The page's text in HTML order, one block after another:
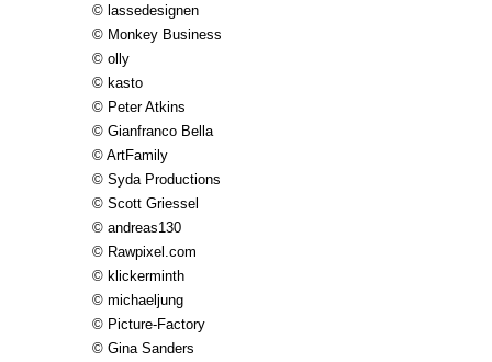
© lassedesignen
© Monkey Business
© olly
© kasto
© Peter Atkins
© Gianfranco Bella
© ArtFamily
© Syda Productions
© Scott Griessel
© andreas130
© Rawpixel.com
© klickerminth
© michaeljung
© Picture-Factory
© Gina Sanders